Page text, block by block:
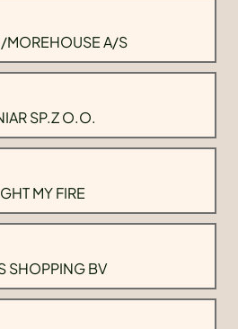
MOREHOUSE A/S
SP.Z O.O.
MY FIRE
SHOPPING BV